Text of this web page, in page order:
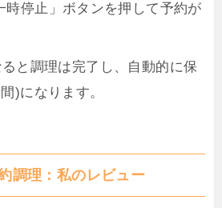
時停止」ボタンを押して予約が
と調理は完了し、自動的に保
)になります。
調理：私のレビュー